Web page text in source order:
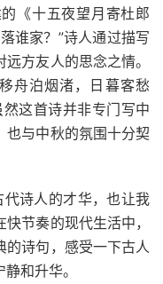
《十五夜望月寄杜郎
谁家？”诗人通过描写
方友人的思念之情。
舟泊烟渚，日暮客愁
这首诗并非专门写中
也与中秋的氛围十分契
诗人的才华，也让我
节奏的现代生活中，
的诗句，感受一下古人
和升华。